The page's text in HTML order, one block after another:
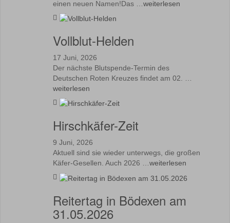
einen neuen Namen!Das … weiterlesen
Vollblut-Helden
17 Juni, 2026
Der nächste Blutspende-Termin des
Deutschen Roten Kreuzes findet am 02. …
weiterlesen
Hirschkäfer-Zeit
9 Juni, 2026
Aktuell sind sie wieder unterwegs, die großen
Käfer-Gesellen. Auch 2026 …weiterlesen
Reitertag in Bödexen am
31.05.2026